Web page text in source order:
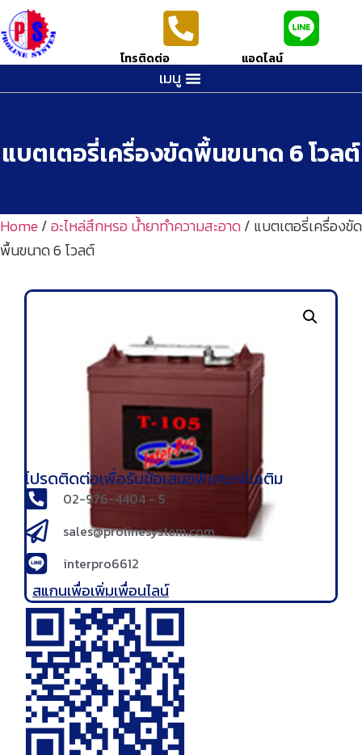
โทรติดต่อ แอดไลน์
เมนู
แบตเตอรี่เครื่องขัดพื้นขนาด 6 โวลต์
Home/อะไหล่สึกหรอ น้ำยาทำความสะอาด/ แบตเตอรี่เครื่องขัด
พื้นขนาด 6 โวลต์
โปรดติดต่อเพื่อรับข้อเสนอพิเศษเพิ่มเติม
02-976-4404 - 5
sales@prolinesystem.com